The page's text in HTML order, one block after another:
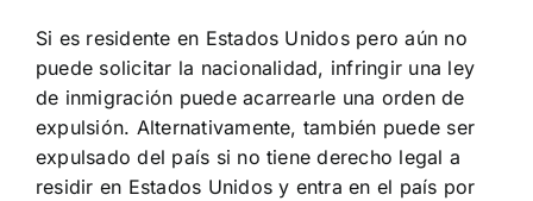
Si es residente en Estados Unidos pero aún no
puede solicitar la nacionalidad, infringir una ley
de inmigración puede acarrearle una orden de
expulsión. Alternativamente, también puede ser
expulsado del país si no tiene derecho legal a
residir en Estados Unidos y entra en el país por